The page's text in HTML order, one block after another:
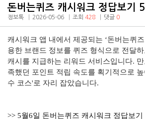
돈버는퀴즈 캐시워크 정답보기
정보톡 2026-05-06 조회 428 댓글 0
캐시워크 앱 내에서 제공되는 ‘돈버는퀴
용한 브랜드 정보를 퀴즈 형식으로 전달
캐시를 지급하는 리워드 서비스입니다.
족했던 포인트 적립 속도를 획기적으로
수 코스'로 자리 잡았습니다.
>> 5월6일 돈버는퀴즈 캐시워크 정답보기